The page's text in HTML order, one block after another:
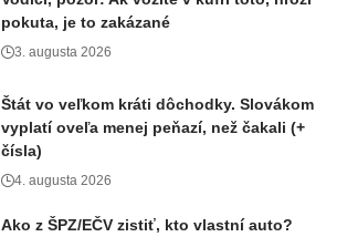
pokuta, je to zakázané
3. augusta 2026
Štát vo veľkom kráti dôchodky. Slovákom
vyplatí oveľa menej peňazí, než čakali (+
čísla)
4. augusta 2026
Ako z ŠPZ/EČV zistiť, kto vlastní auto?